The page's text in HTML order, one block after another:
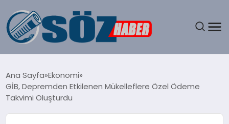
SPOR
Ana Sayfa Ekonomi
GİB, Depremden Etkilenen Mükelleflere Özel Ödeme
Takvimi Oluşturdu